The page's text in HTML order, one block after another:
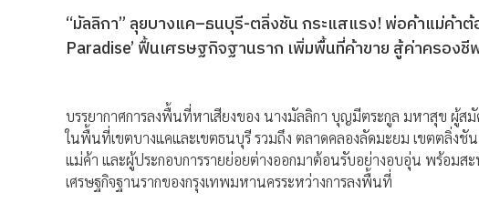
“มัลลิกา” ลุยบางแค–ธนบุรี-ตลิ่งชัน กระแสแรง! พ่อค้าแม่ค้า
Paradise’ ฟื้นเศรษฐกิจฐานราก เพิ่มพื้นที่ค้าขาย สู้ค่าครองชี
บรรยากาศการลงพื้นที่หาเสียงของ นางมัลลิกา บุญมีตระกูล มหาสุข ผู้ส
ในพื้นที่เขตบางแคและเขตธนบุรี รวมถึง ตลาดคลองลัดมะยม เขตตลิ่ง
แม่ค้า และผู้ประกอบการรายย่อยต่างออกมาต้อนรับอย่างอบอุ่น พร้อม
เศรษฐกิจฐานรากของกรุงเทพมหานครระหว่างการลงพื้นที่